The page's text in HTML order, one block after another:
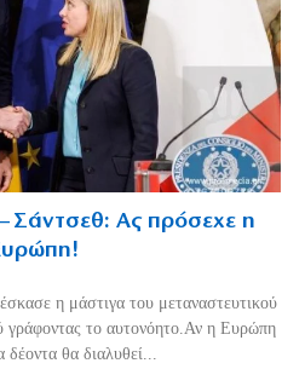
Σάντσεθ: Ας πρόσεχε η
η μάστιγα του μεταναστευτικού
γράφοντας το αυτονόητο.Αν η Ευρώπη
δέοντα θα διαλυθεί...